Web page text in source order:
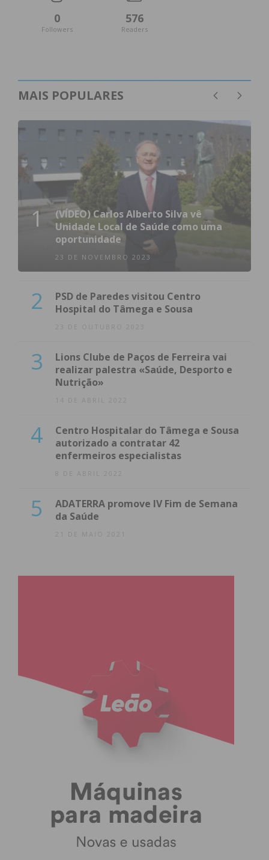
0
Followers
576
Readers
MAIS POPULARES
1
(VÍDEO) Carlos Alberto Silva vê
Unidade Local de Saúde como uma
oportunidade
23 DE NOVEMBRO 2023
2
PSD de Paredes visitou Centro
Hospital do Tâmega e Sousa
23 DE OUTUBRO 2023
3
Lions Clube de Paços de Ferreira vai
realizar palestra «Saúde, Desporto e
Nutrição»
14 DE ABRIL 2022
4
Centro Hospitalar do Tâmega e Sousa
autorizado a contratar 42
enfermeiros especialistas
8 DE ABRIL 2022
5
ADATERRA promove IV Fim de Semana
da Saúde
21 DE MAIO 2021